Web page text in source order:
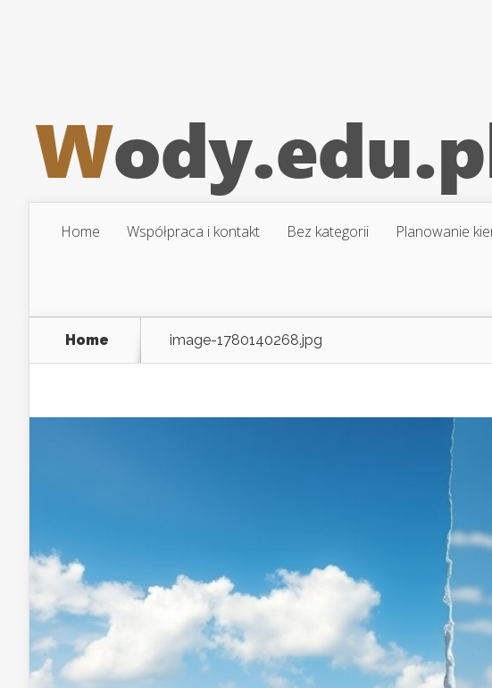
Home Współpraca i kontakt Bez kategorii Planowanie
Home image-1780140268.jpg